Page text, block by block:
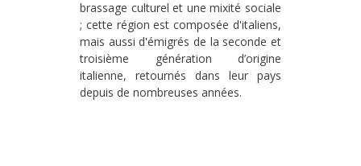
brassage culturel et une mixité sociale
; cette région est composée d'italiens,
mais aussi d'émigrés de la seconde et
troisième génération d’origine
italienne, retournés dans leur pays
depuis de nombreuses années.